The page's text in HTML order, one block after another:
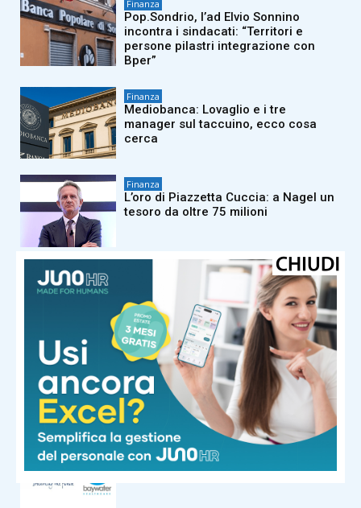
Finanza
Pop.Sondrio, l’ad Elvio Sonnino
incontra i sindacati: “Territori e
persone pilastri integrazione con
Bper”
Finanza
Mediobanca: Lovaglio e i tre
manager sul taccuino, ecco cosa
cerca
Finanza
L’oro di Piazzetta Cuccia: a Nagel un
tesoro da oltre 75 milioni
Piazza Affari giù con Cucinelli che
sprofonda ma settembre in rialzo
Finanza
Tonfo in Borsa di Cucinelli, l’accusa
di un hedge fund: “Viola sanzioni in
Russia”
Finanza
Sapio, finalizza closing per